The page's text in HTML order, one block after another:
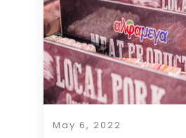
May 6, 2022